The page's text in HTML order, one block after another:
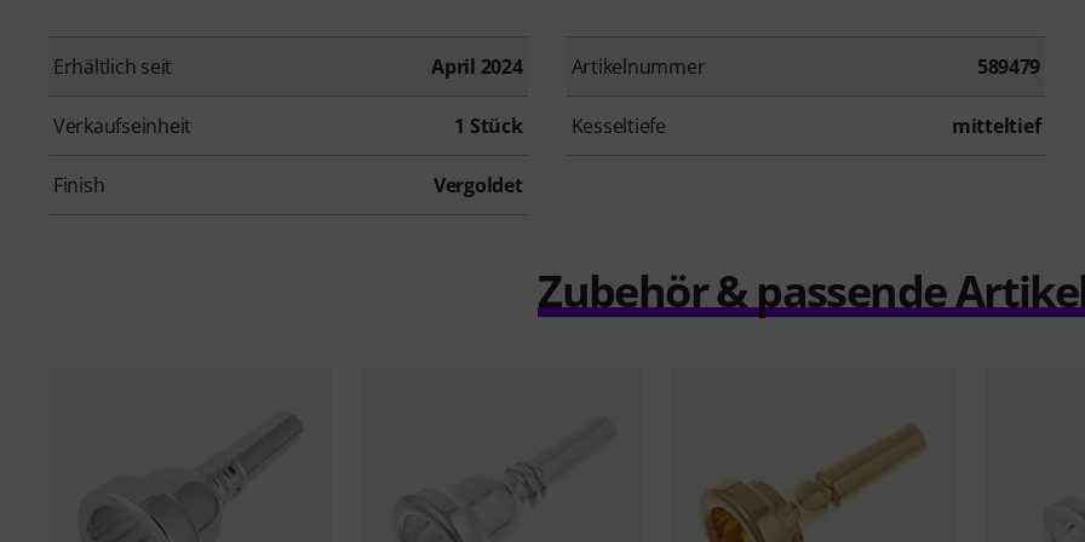
Erhältlich seit April 2024 Artikelnummer 589479
Verkaufseinheit 1 Stück Kesseltiefe mitteltief
Finish Vergoldet
Zubehör & passende